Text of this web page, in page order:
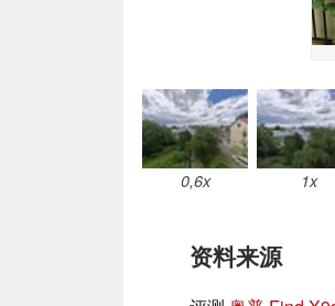
0,6x 1x
资料来源